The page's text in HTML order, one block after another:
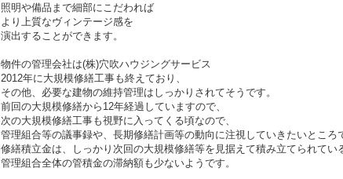
照明や備品まで細部にこだわれば
より上質なヴィンテージ感を
演出することができます。
物件の管理会社は(株)穴吹ハウジングサービス
2012年に大規模修繕工事も終えており、
その他、必要な建物の維持管理はしっかりされてそうです。
前回の大規模修繕から12年経過していますので、
次の大規模修繕工事も視野に入ってくる頃なので、
管理組合等の議事録や、長期修繕計画等の動向に注視していきたいところ
修繕積立金は、しっかり次回の大規模修繕等を見据えて積み立てられてい
管理組合全体の管積金の滞納額も少ないようです。